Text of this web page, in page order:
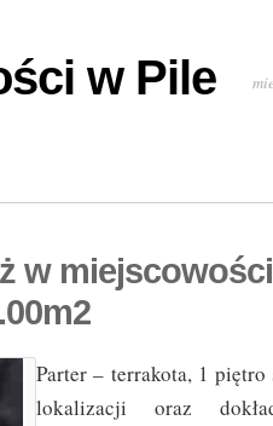
w Pile
w
Parter – terrakota, 1 piętro
lokalizacji oraz